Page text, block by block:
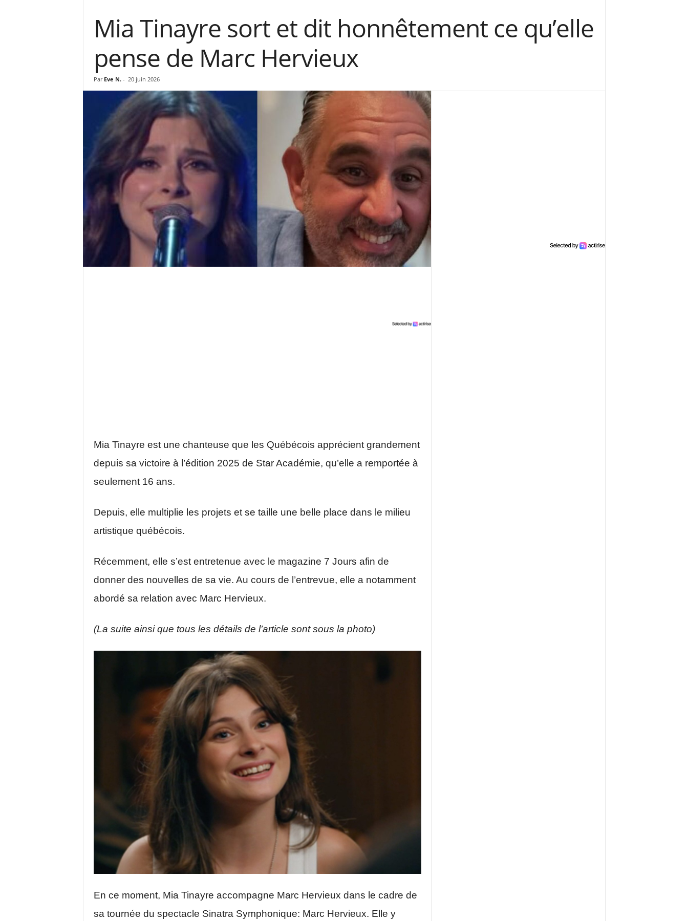
Mia Tinayre sort et dit honnêtement ce qu’elle
pense de Marc Hervieux
Par Eve N. - 20 juin 2026
Mia Tinayre est une chanteuse que les Québécois apprécient grandement
depuis sa victoire à l’édition 2025 de Star Académie, qu’elle a remportée à
seulement 16 ans.
Depuis, elle multiplie les projets et se taille une belle place dans le milieu
artistique québécois.
Récemment, elle s’est entretenue avec le magazine 7 Jours afin de
donner des nouvelles de sa vie. Au cours de l’entrevue, elle a notamment
abordé sa relation avec Marc Hervieux.
(La suite ainsi que tous les détails de l’article sont sous la photo)
En ce moment, Mia Tinayre accompagne Marc Hervieux dans le cadre de
sa tournée du spectacle Sinatra Symphonique: Marc Hervieux. Elle y